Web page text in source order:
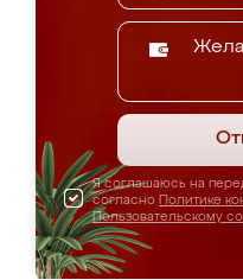
Я соглашаюсь на
согласно Политике
Пользовательскому